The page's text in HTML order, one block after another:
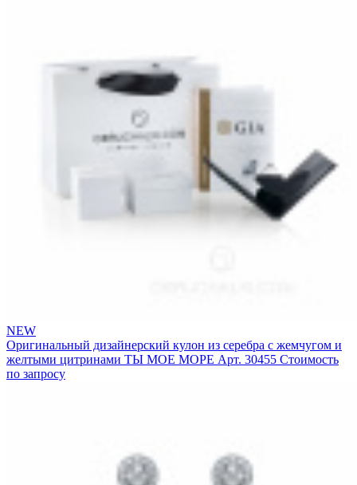
NEW
Оригинальный дизайнерский кулон из серебра с жемчугом и
желтыми цитринами ТЫ МОЕ МОРЕ Арт. 30455 Стоимость
по запросу